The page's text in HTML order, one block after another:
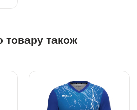
товару також